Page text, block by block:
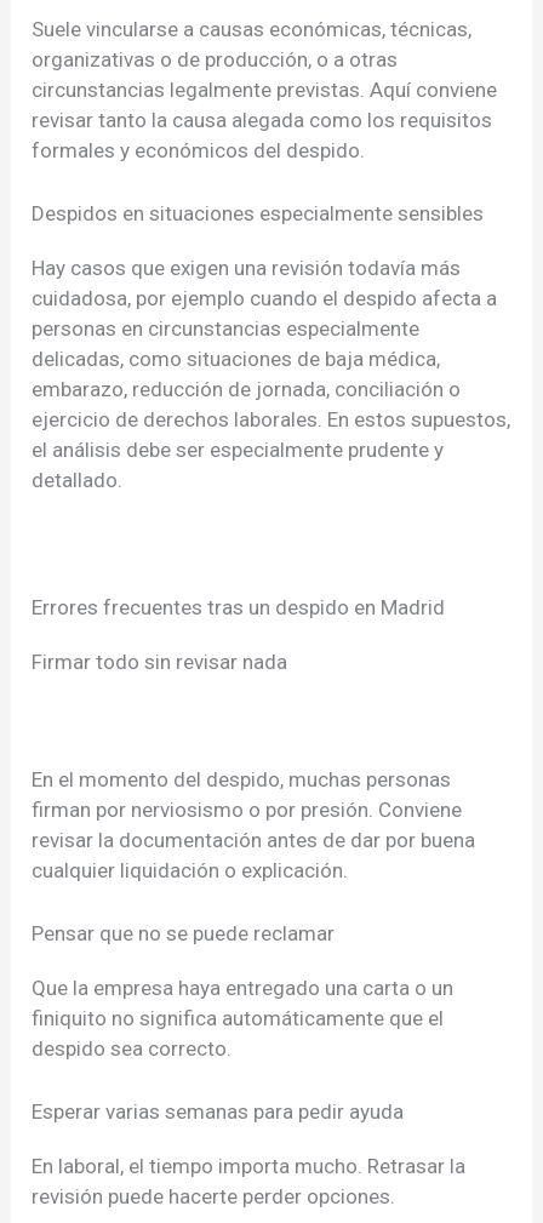
Suele vincularse a causas económicas, técnicas,
organizativas o de producción, o a otras
circunstancias legalmente previstas. Aquí conviene
revisar tanto la causa alegada como los requisitos
formales y económicos del despido.
Despidos en situaciones especialmente sensibles
Hay casos que exigen una revisión todavía más
cuidadosa, por ejemplo cuando el despido afecta a
personas en circunstancias especialmente
delicadas, como situaciones de baja médica,
embarazo, reducción de jornada, conciliación o
ejercicio de derechos laborales. En estos supuestos,
el análisis debe ser especialmente prudente y
detallado.
Errores frecuentes tras un despido en Madrid
Firmar todo sin revisar nada
En el momento del despido, muchas personas
firman por nerviosismo o por presión. Conviene
revisar la documentación antes de dar por buena
cualquier liquidación o explicación.
Pensar que no se puede reclamar
Que la empresa haya entregado una carta o un
finiquito no significa automáticamente que el
despido sea correcto.
Esperar varias semanas para pedir ayuda
En laboral, el tiempo importa mucho. Retrasar la
revisión puede hacerte perder opciones.